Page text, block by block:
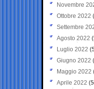
Novembre
Ottobre 2022
Settembre
Agosto 2022
Luglio 2022
Giugno 2022
Maggio 2022
Aprile 2022